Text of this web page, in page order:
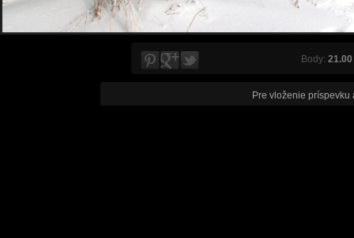
Body: 21.00
Pre vloženie